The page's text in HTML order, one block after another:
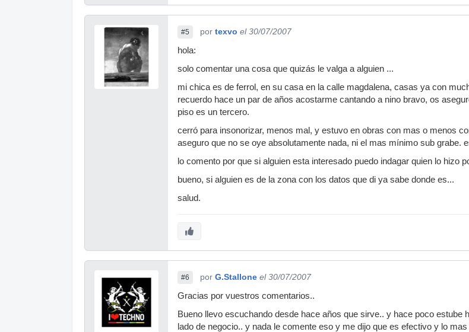
#5 por texvo el 30/07/2007
hola:
solo comentar una cosa que quizás le valga a alguien ...
mi chica es de ferrol, en su casa en la calle magdalena, casas ya con
recuerdo hace un par de años acostarme cantando a nino bravo, os
piso es un tercero.
cerró para insonorizar, menos mal, y estuvo en obras con mas o menos
aseguro que no se oye absolutamente nada, ni el mas mínimo sub grabe.
lo comento por que si alguien esta interesado puedo indagar quien lo hizo
bueno, si alguien es de la zona con los datos que di ya sabe donde es...
salud.
#6 por G.Stallone el 30/07/2007
Gracias por vuestros comentarios..
Bueno llevo escuchando desde hace años que sirve.. y hace poco estube
lado de negocio.. y nada le comente eso y me dijo que es efectivo y lo